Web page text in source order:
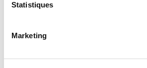
Statistiques
Marketing